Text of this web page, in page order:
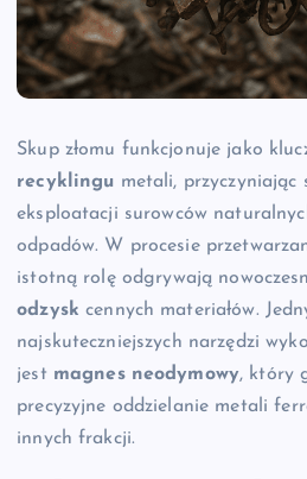
Skup złomu funkcjonuje jako
recyklingu metali, przyczyniając
eksploatacji surowców
odpadów. W procesie
istotną rolę odgrywają
odzysk cennych materiałów.
najskuteczniejszych narzędzi
jest magnes neodymowy, który
precyzyjne oddzielanie metali
innych frakcji.